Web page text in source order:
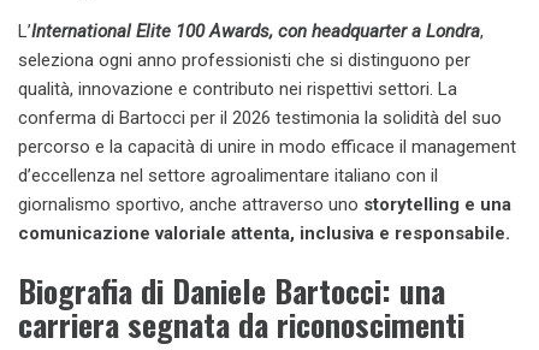
L’International Elite 100 Awards, con headquarter a Londra,
seleziona ogni anno professionisti che si distinguono per
qualità, innovazione e contributo nei rispettivi settori. La
conferma di Bartocci per il 2026 testimonia la solidità del suo
percorso e la capacità di unire in modo efficace il management
d’eccellenza nel settore agroalimentare italiano con il
giornalismo sportivo, anche attraverso uno storytelling e una
comunicazione valoriale attenta, inclusiva e responsabile.
Biografia di Daniele Bartocci: una
carriera segnata da riconoscimenti